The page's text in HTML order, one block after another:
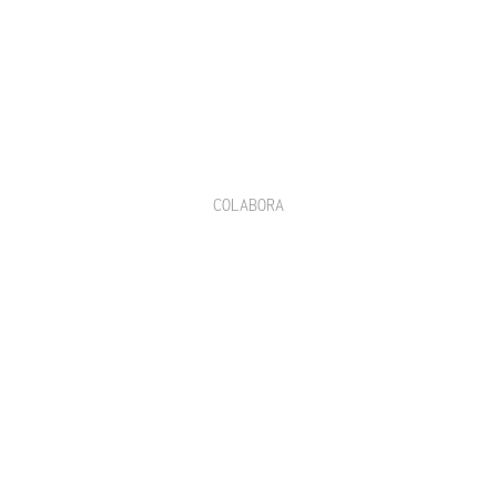
COLABORA